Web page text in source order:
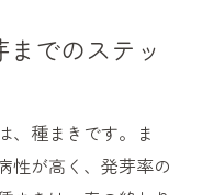
でのステッ
、種まきです。ま
性が高く、発芽率の